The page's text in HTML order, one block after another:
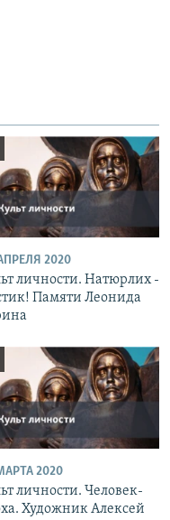
2020
личности. Натюрлих -
Памяти Леонида
2020
личности. Человек-
Художник Алексей